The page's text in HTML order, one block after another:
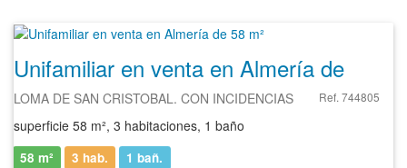
LOMA DE SAN CRISTOBAL. CON INCIDENCIAS Ref. 744805
superficie 58 m², 3 habitaciones, 1 baño
58 m² 3 hab. 1 bañ.